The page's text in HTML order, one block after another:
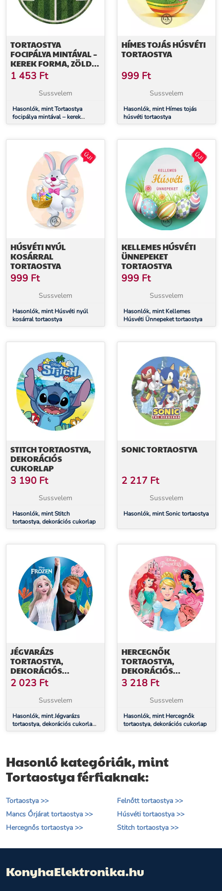
TORTAOSTYA
FOCIPÁLYA MINTÁVAL –
KEREK FORMA, ZÖLD
FŰMINTÁVAL
1 453 Ft
Sussvelem
Hasonlók, mint Tortaostya
focipálya mintával – kerek
forma, zöld fűmintával
HÍMES TOJÁS HÚSVÉTI
TORTAOSTYA
999 Ft
Sussvelem
Hasonlók, mint Hímes tojás
húsvéti tortaostya
HÚSVÉTI NYÚL
KOSÁRRAL
TORTAOSTYA
999 Ft
Sussvelem
Hasonlók, mint Húsvéti nyúl
kosárral tortaostya
KELLEMES HÚSVÉTI
ÜNNEPEKET
TORTAOSTYA
999 Ft
Sussvelem
Hasonlók, mint Kellemes
Húsvéti Ünnepeket tortaostya
STITCH TORTAOSTYA,
DEKORÁCIÓS
CUKORLAP
3 190 Ft
Sussvelem
Hasonlók, mint Stitch
tortaostya, dekorációs cukorlap
SONIC TORTAOSTYA
2 217 Ft
Sussvelem
Hasonlók, mint Sonic tortaostya
JÉGVARÁZS
TORTAOSTYA,
DEKORÁCIÓS
CUKORLAP 15,5 CM
2 023 Ft
Sussvelem
Hasonlók, mint Jégvarázs
tortaostya, dekorációs cukorlap
15,5 cm
HERCEGNŐK
TORTAOSTYA,
DEKORÁCIÓS
CUKORLAP
3 218 Ft
Sussvelem
Hasonlók, mint Hercegnők
tortaostya, dekorációs cukorlap
Hasonló kategóriák, mint
Tortaostya férfiaknak:
Tortaostya >>
Felnőtt tortaostya >>
Mancs Őrjárat tortaostya >>
Húsvéti tortaostya >>
Hercegnős tortaostya >>
Stitch tortaostya >>
KonyhaElektronika.hu